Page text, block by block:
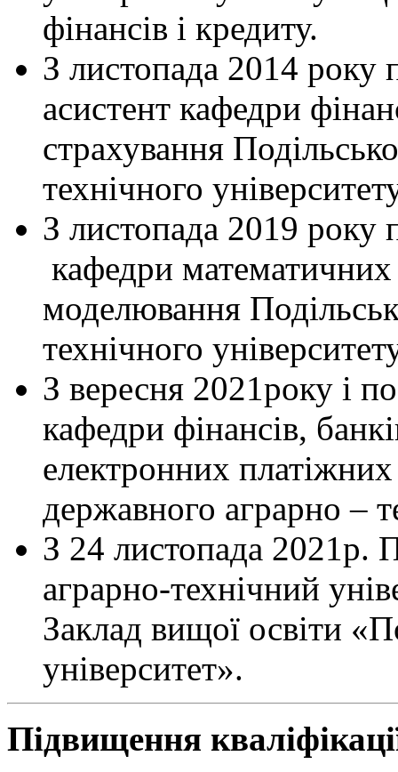
фінансів і кредиту.
З листопада 2014
асистент кафедри
страхування
технічного
З листопада 2019 року
кафедри
моделювання
технічного
З вересня 2021року і
кафедри фінансів,
електронних
державного аграрно –
З 24 листопада 2021р.
аграрно-технічний
Заклад вищої освіти
університет».
Підвищення